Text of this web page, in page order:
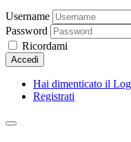
Username
Password
Ricordami
Accedi
Hai dimenticato il
Registrati